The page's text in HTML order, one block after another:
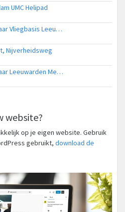
UMC Helipad
Ambulancehelikopter naar Vliegbasis Leeuwarden
Nijverheidsweg
Ambulancehelikopter naar Leeuwarden Medical Center Heliport
website?
op je eigen website. Gebruik
gebruikt, download de